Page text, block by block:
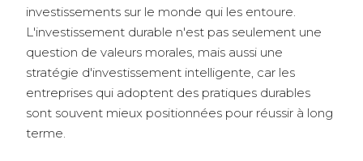
investissements sur le monde qui les entoure.
L'investissement durable n'est pas seulement une
question de valeurs morales, mais aussi une
stratégie d'investissement intelligente, car les
entreprises qui adoptent des pratiques durables
sont souvent mieux positionnées pour réussir à long
terme.